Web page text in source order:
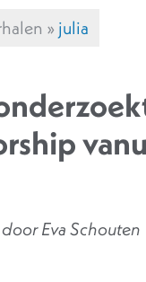
»julia
Eva Schouten